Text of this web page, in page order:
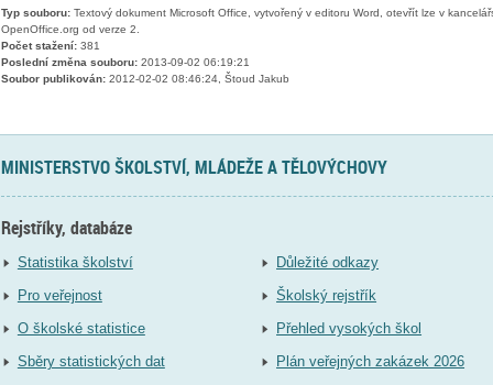
Typ souboru:Textový dokument Microsoft Office, vytvořený v editoru Word, otevřít lze v
OpenOffice.org od verze 2.
Počet stažení:381
Poslední změna souboru:2013-09-02 06:19:21
Soubor publikován:2012-02-02 08:46:24, Štoud Jakub
MINISTERSTVO ŠKOLSTVÍ, MLÁDEŽE A TĚLOVÝCHOVY
Rejstříky, databáze
Statistika školství
Pro veřejnost
O školské statistice
Sběry statistických dat
Důležité odkazy
Školský rejstřík
Přehled vysokých škol
Plán veřejných zakázek 2026